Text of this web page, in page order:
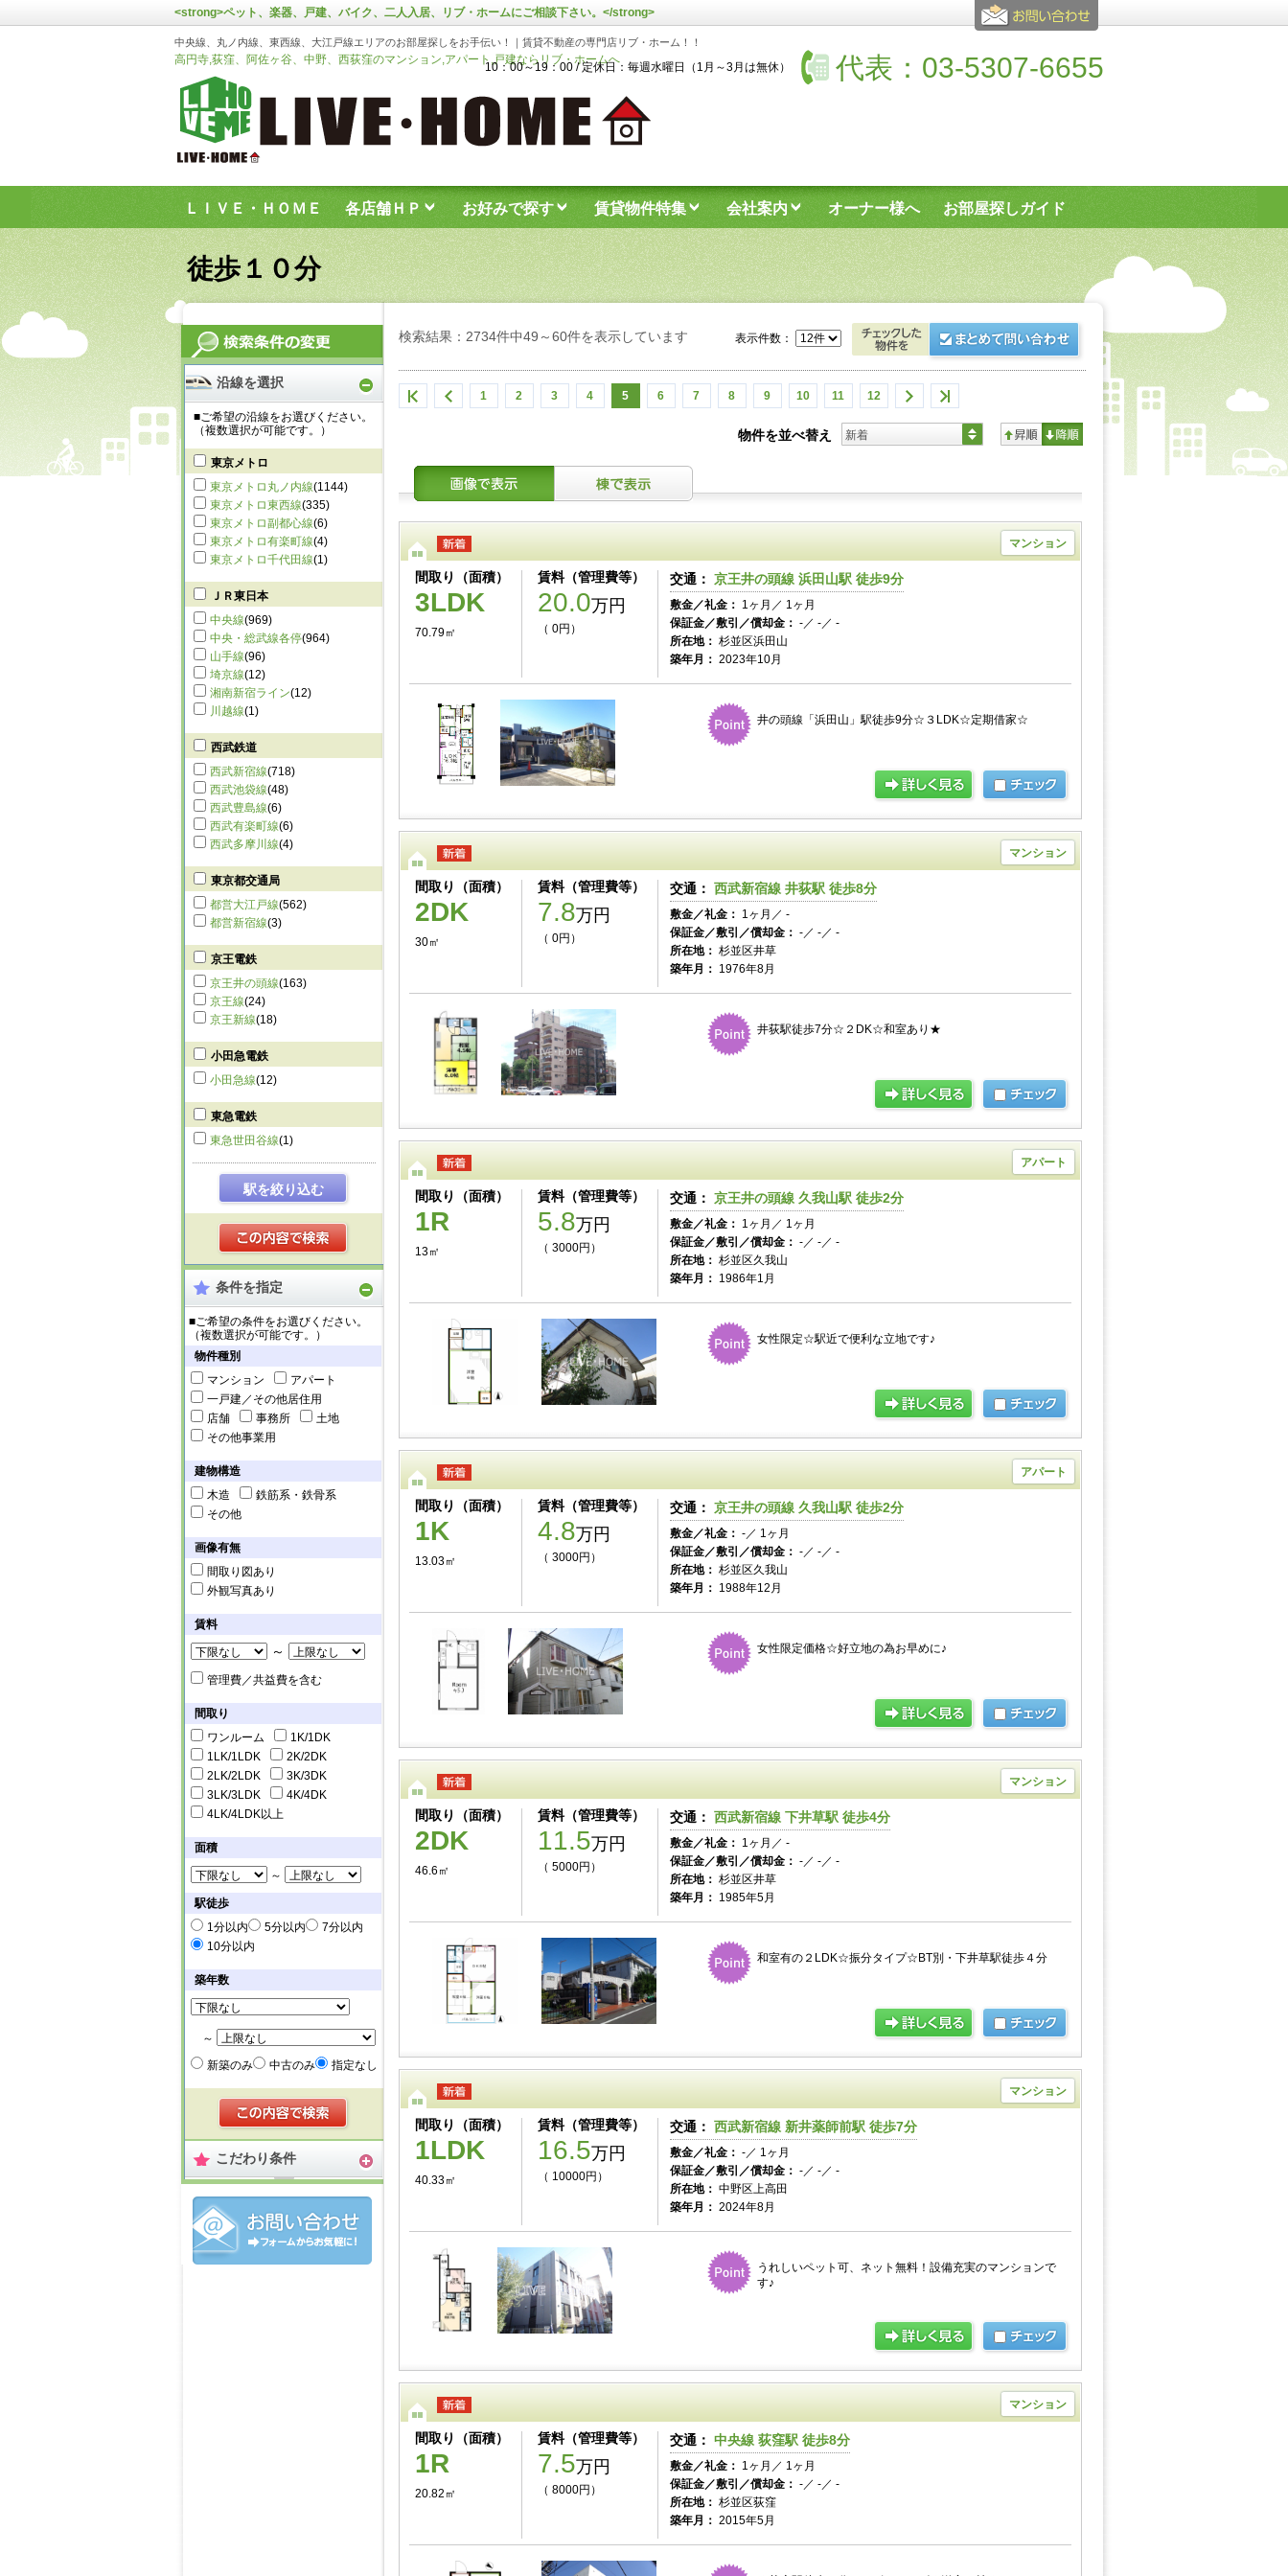
沿線を選択
■ご希望の沿線をお選びください。
（複数選択が可能です。）
東京メトロ
東京メトロ丸ノ内線(1144)
東京メトロ東西線(335)
東京メトロ副都心線(6)
東京メトロ有楽町線(4)
東京メトロ千代田線(1)
ＪＲ東日本
中央線(969)
中央・総武線各停(964)
山手線(96)
埼京線(12)
湘南新宿ライン(12)
川越線(1)
西武鉄道
西武新宿線(718)
西武池袋線(48)
西武豊島線(6)
西武有楽町線(6)
西武多摩川線(4)
東京都交通局
都営大江戸線(562)
都営新宿線(3)
京王電鉄
京王井の頭線(163)
京王線(24)
京王新線(18)
小田急電鉄
小田急線(12)
東急電鉄
東急世田谷線(1)
駅を絞り込む
条件を指定
■ご希望の条件をお選びください。
（複数選択が可能です。）
物件種別
マンション
アパート
一戸建／その他居住用
店舗
事務所
土地
その他事業用
建物構造
木造
鉄筋系・鉄骨系
その他
画像有無
間取り図あり
外観写真あり
賃料
～
管理費／共益費を含む
間取り
ワンルーム
1K/1DK
1LK/1LDK
2K/2DK
2LK/2LDK
3K/3DK
3LK/3LDK
4K/4DK
4LK/4LDK以上
面積
～
駅徒歩
1分以内
5分以内
7分以内
10分以内
築年数
～
新築のみ
中古のみ 指定なし
こだわり条件
<strong>ペット、楽器、戸建、バイク、二人入居、リブ・ホームにご相談下さい。</strong>
中央線、丸ノ内線、東西線、大江戸線エリアのお部屋探しをお手伝い！｜賃貸不動産の専門店リブ・ホーム！！
高円寺,荻窪、阿佐ヶ谷、中野、西荻窪のマンション,アパート,戸建ならリブ・ホームへ 代表：03-5307-6655
10：00～19：00 / 定休日：毎週水曜日（1月～3月は無休）
ＬＩＶＥ・ＨＯＭＥ 各店舗ＨＰ お好みで探す 賃貸物件特集 会社案内 オーナー様へ お部屋探しガイド
お問い合わせフォーム
徒歩１０分
検索結果：2734件中49～60件を表示しています
1 2 3 4 5 6 7 8 9 10 11 12
表示件数：
物件を並べ替え 新着
マンション
間取り（面積）
3LDK
70.79㎡
賃料（管理費等）
20.0万円
（ 0円）
交通： 京王井の頭線 浜田山駅 徒歩9分
敷金／礼金： 1ヶ月／ 1ヶ月
保証金／敷引／償却金： -／ -／ -
所在地： 杉並区浜田山
築年月： 2023年10月
井の頭線「浜田山」駅徒歩9分☆３LDK☆定期借家☆
マンション
間取り（面積）
2DK
30㎡
賃料（管理費等）
7.8万円
（ 0円）
交通： 西武新宿線 井荻駅 徒歩8分
敷金／礼金： 1ヶ月／ -
保証金／敷引／償却金： -／ -／ -
所在地： 杉並区井草
築年月： 1976年8月
井荻駅徒歩7分☆２DK☆和室あり★
アパート
間取り（面積）
1R
13㎡
賃料（管理費等）
5.8万円
（ 3000円）
交通： 京王井の頭線 久我山駅 徒歩2分
敷金／礼金： 1ヶ月／ 1ヶ月
保証金／敷引／償却金： -／ -／ -
所在地： 杉並区久我山
築年月： 1986年1月
女性限定☆駅近で便利な立地です♪
アパート
間取り（面積）
1K
13.03㎡
賃料（管理費等）
4.8万円
（ 3000円）
交通： 京王井の頭線 久我山駅 徒歩2分
敷金／礼金： -／ 1ヶ月
保証金／敷引／償却金： -／ -／ -
所在地： 杉並区久我山
築年月： 1988年12月
女性限定価格☆好立地の為お早めに♪
マンション
間取り（面積）
2DK
46.6㎡
賃料（管理費等）
11.5万円
（ 5000円）
交通： 西武新宿線 下井草駅 徒歩4分
敷金／礼金： 1ヶ月／ -
保証金／敷引／償却金： -／ -／ -
所在地： 杉並区井草
築年月： 1985年5月
和室有の２LDK☆振分タイプ☆BT別・下井草駅徒歩４分
マンション
間取り（面積）
1LDK
40.33㎡
賃料（管理費等）
16.5万円
（ 10000円）
交通： 西武新宿線 新井薬師前駅 徒歩7分
敷金／礼金： -／ 1ヶ月
保証金／敷引／償却金： -／ -／ -
所在地： 中野区上高田
築年月： 2024年8月
うれしいペット可、ネット無料！設備充実のマンションで
す♪
マンション
間取り（面積）
1R
20.82㎡
賃料（管理費等）
7.5万円
（ 8000円）
交通： 中央線 荻窪駅 徒歩8分
敷金／礼金： 1ヶ月／ 1ヶ月
保証金／敷引／償却金： -／ -／ -
所在地： 杉並区荻窪
築年月： 2015年5月